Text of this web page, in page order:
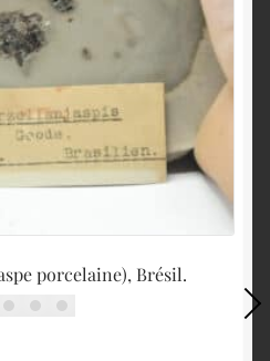
porcelaine), Brésil.